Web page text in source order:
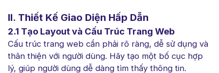
II. Thiết Kế Giao Diện Hấp Dẫn
2.1 Tạo Layout và Cấu Trúc Trang Web
Cấu trúc trang web cần phải rõ ràng, dễ sử dụng và
thân thiện với người dùng. Hãy tạo một bố cục hợp
lý, giúp người dùng dễ dàng tìm thấy thông tin.